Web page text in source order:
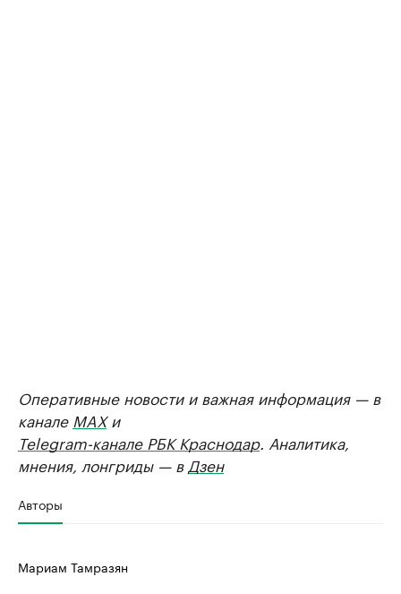
Оперативные новости и важная информация — в
канале MAXи
Telegram-канале РБК Краснодар. Аналитика,
мнения, лонгриды — в Дзен
Авторы
Мариам Тамразян